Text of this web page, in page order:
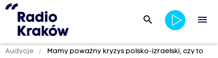
search menu
Audycje
Mamy poważny kryzys polsko-izraelski, czy to